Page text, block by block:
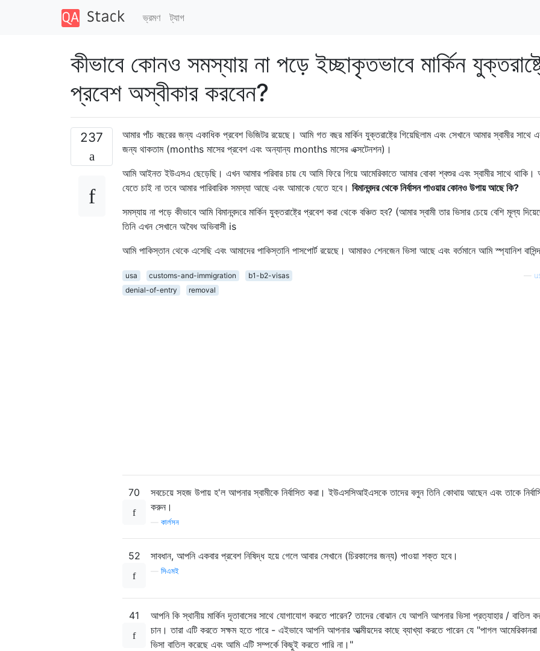
ভ্রমণ ট্যাগ
কীভাবে কোনও সমস্যায় না পড়ে ইচ্ছাকৃতভাবে মার্কিন
প্রবেশ অস্বীকার করবেন?
237
আমার পাঁচ বছরের জন্য একাধিক প্রবেশ ভিজিটর রয়েছে। আমি গত বছর মার্কিন যুক্তরাষ্ট্রে গিয়েছিলাম এবং সেখানে আমার স্বামীর সাথে
জন্য থাকতাম (months মাসের প্রবেশ এবং অন্যান্য months মাসের এক্সটেনশন)।
আমি আইনত ইউএসএ ছেড়েছি। এখন আমার পরিবার চায় যে আমি ফিরে গিয়ে আমেরিকাতে আমার বোকা শ্বশুর এবং স্বামীর সাথে থাকি।
যেতে চাই না তবে আমার পারিবারিক সমস্যা আছে এবং আমাকে যেতে হবে। বিমানবন্দর থেকে নির্বাসন পাওয়ার কোনও উপায় আছে কি?
সমস্যায় না পড়ে কীভাবে আমি বিমানবন্দরে মার্কিন যুক্তরাষ্ট্রে প্রবেশ করা থেকে বঞ্চিত হব? (আমার স্বামী তার ভিসার চেয়ে বেশি মূল্য
তিনি এখন সেখানে অবৈধ অভিবাসী is
আমি পাকিস্তান থেকে এসেছি এবং আমাদের পাকিস্তানি পাসপোর্ট রয়েছে। আমারও শেনজেন ভিসা আছে এবং বর্তমানে আমি স্প্যানিশ
usa customs-and-immigration
b1-b2-visas
denial-of-entry
removal
70
সবচেয়ে সহজ উপায় হ'ল আপনার স্বামীকে নির্বাসিত করা। ইউএসসিআইএসকে তাদের বলুন তিনি কোথায় আছেন এবং তাকে
করুন।
কার্লসন
52 সাবধান, আপনি একবার প্রবেশ নিষিদ্ধ হয়ে গেলে আবার সেখানে (চিরকালের জন্য) পাওয়া শক্ত হবে।
সিএমই
41
আপনি কি স্থানীয় মার্কিন দূতাবাসের সাথে যোগাযোগ করতে পারেন? তাদের বোঝান যে আপনি আপনার ভিসা প্রত্যাহার / বাতিল
চান। তারা এটি করতে সক্ষম হতে পারে - এইভাবে আপনি আপনার আত্মীয়দের কাছে ব্যাখ্যা করতে পারেন যে "পাগল
ভিসা বাতিল করেছে এবং আমি এটি সম্পর্কে কিছুই করতে পারি না।"